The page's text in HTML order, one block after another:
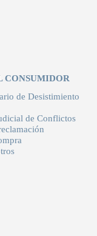
CONSUMIDOR
de Desistimiento
de Conflictos